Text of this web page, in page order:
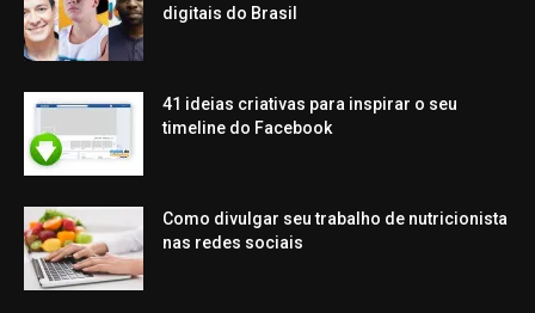
digitais do Brasil
41 ideias criativas para inspirar o seu
timeline do Facebook
Como divulgar seu trabalho de nutricionista
nas redes sociais